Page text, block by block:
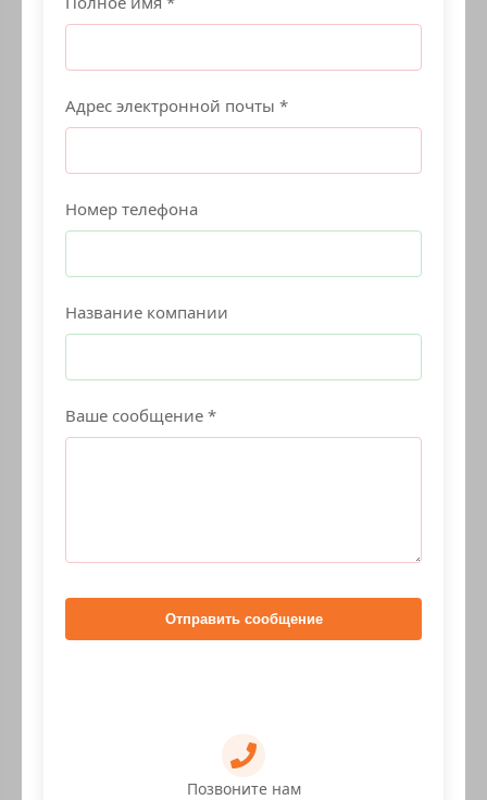
Адрес электронной почты *
Номер телефона
Название компании
Ваше сообщение *
Отправить сообщение
Позвоните нам